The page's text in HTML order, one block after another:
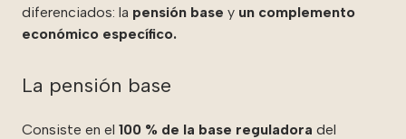
diferenciados: la pensión base y un complemento
económico específico.
La pensión base
Consiste en el 100 % de la base reguladora del